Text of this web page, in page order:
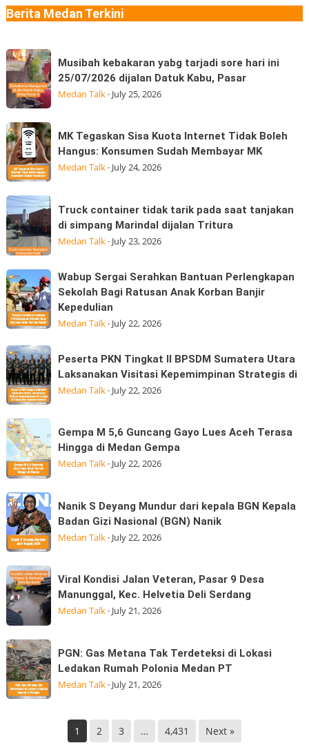
Makan
SR-
GT
dan
Moto
GP
Edition
hadir
Berita Medan Terkini
Musibah
kebakaran
yabg
tarjadi
sore
hari
ini
25/07/2026
Datuk
Kabu,
Pasar
Musibah kebakaran yabg tarjadi sore hari ini
25/07/2026 dijalan Datuk Kabu, Pasar
Medan Talk· July 25, 2026
MK
Tegaskan
Sisa
Kuota
Internet
Tidak
Boleh
Hangus:
Sudah
Membayar
MK
MK Tegaskan Sisa Kuota Internet Tidak Boleh
Hangus: Konsumen Sudah Membayar MK
Medan Talk· July 24, 2026
Truck
container
tidak
tarik
pada
saat
tanjakan
di
Marindal
dijalan
Tritura
Truck container tidak tarik pada saat tanjakan
di simpang Marindal dijalan Tritura
Medan Talk· July 23, 2026
Wabup
Sergai
Serahkan
Bantuan
Perlengkapan
Sekolah
Bagi
Ratusan
Anak
Korban
Banjir
Kepedulian
Wabup Sergai Serahkan Bantuan Perlengkapan
Sekolah Bagi Ratusan Anak Korban Banjir
Kepedulian
Medan Talk· July 22, 2026
Peserta
PKN
Tingkat
II
BPSDM
Sumatera
Utara
Laksanakan
Kepemimpinan
Strategis
di
Peserta PKN Tingkat II BPSDM Sumatera Utara
Laksanakan Visitasi Kepemimpinan Strategis di
Medan Talk· July 22, 2026
Gempa
M
5,6
Guncang
Gayo
Lues
Aceh
Terasa
di
Medan
Gempa
Gempa M 5,6 Guncang Gayo Lues Aceh Terasa
Hingga di Medan Gempa
Medan Talk· July 22, 2026
Nanik
S
Deyang
Mundur
dari
kepala
BGN
Kepala
Gizi
Nasional
(BGN) Nanik
Nanik S Deyang Mundur dari kepala BGN Kepala
Badan Gizi Nasional (BGN) Nanik
Medan Talk· July 22, 2026
Viral
Kondisi
Jalan
Veteran,
Pasar
9
Desa
Manunggal,
Viral Kondisi Jalan Veteran, Pasar 9 Desa
Manunggal, Kec. Helvetia Deli Serdang
Medan Talk· July 21, 2026
PGN:
Gas
Metana
Tak
PGN: Gas Metana Tak Terdeteksi di Lokasi
Ledakan Rumah Polonia Medan PT
Medan Talk· July 21, 2026
1 2 3 … 4,431 Next »